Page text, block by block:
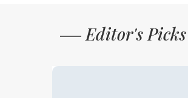
Editor's Picks